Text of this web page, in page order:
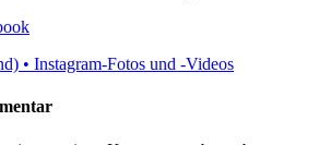
• Instagram-Fotos und -Videos